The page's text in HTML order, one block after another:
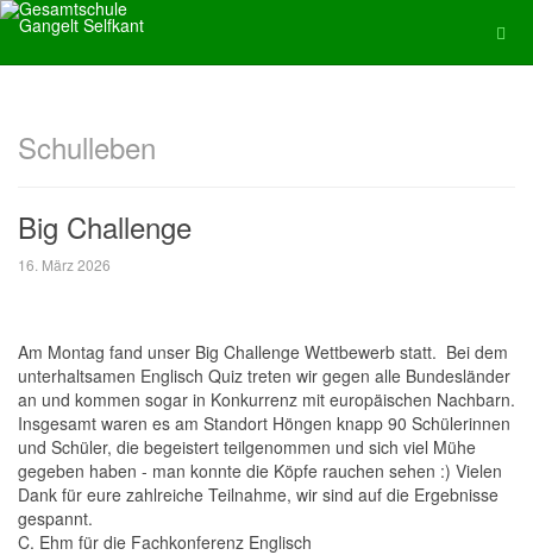
Schulleben
Big Challenge
16. März 2026
Am Montag fand unser Big Challenge Wettbewerb statt. Bei dem
unterhaltsamen Englisch Quiz treten wir gegen alle Bundesländer
an und kommen sogar in Konkurrenz mit europäischen Nachbarn.
Insgesamt waren es am Standort Höngen knapp 90 Schülerinnen
und Schüler, die begeistert teilgenommen und sich viel Mühe
gegeben haben - man konnte die Köpfe rauchen sehen :) Vielen
Dank für eure zahlreiche Teilnahme, wir sind auf die Ergebnisse
gespannt.
C. Ehm für die Fachkonferenz Englisch